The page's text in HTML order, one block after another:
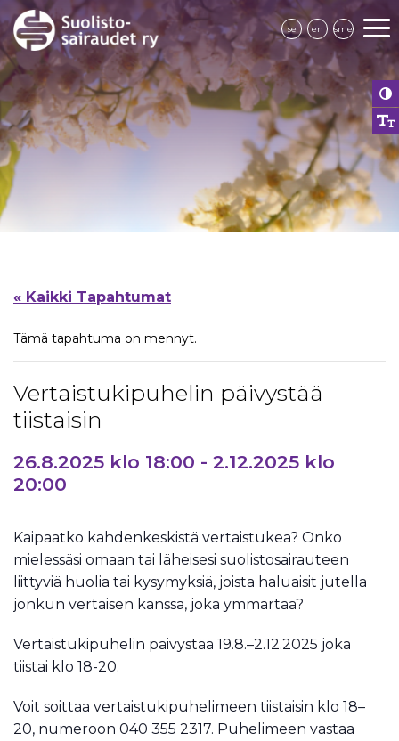
se en sme
« Kaikki Tapahtumat
Tämä tapahtuma on mennyt.
Vertaistukipuhelin päivystää
tiistaisin
26.8.2025 klo 18:00 - 2.12.2025 klo
20:00
Kaipaatko kahdenkeskistä vertaistukea? Onko
mielessäsi omaan tai läheisesi suolistosairauteen
liittyviä huolia tai kysymyksiä, joista haluaisit jutella
jonkun vertaisen kanssa, joka ymmärtää?
Vertaistukipuhelin päivystää 19.8.–2.12.2025 joka
tiistai klo 18-20.
Voit soittaa vertaistukipuhelimeen tiistaisin klo 18–
20, numeroon 040 355 2317. Puhelimeen vastaa